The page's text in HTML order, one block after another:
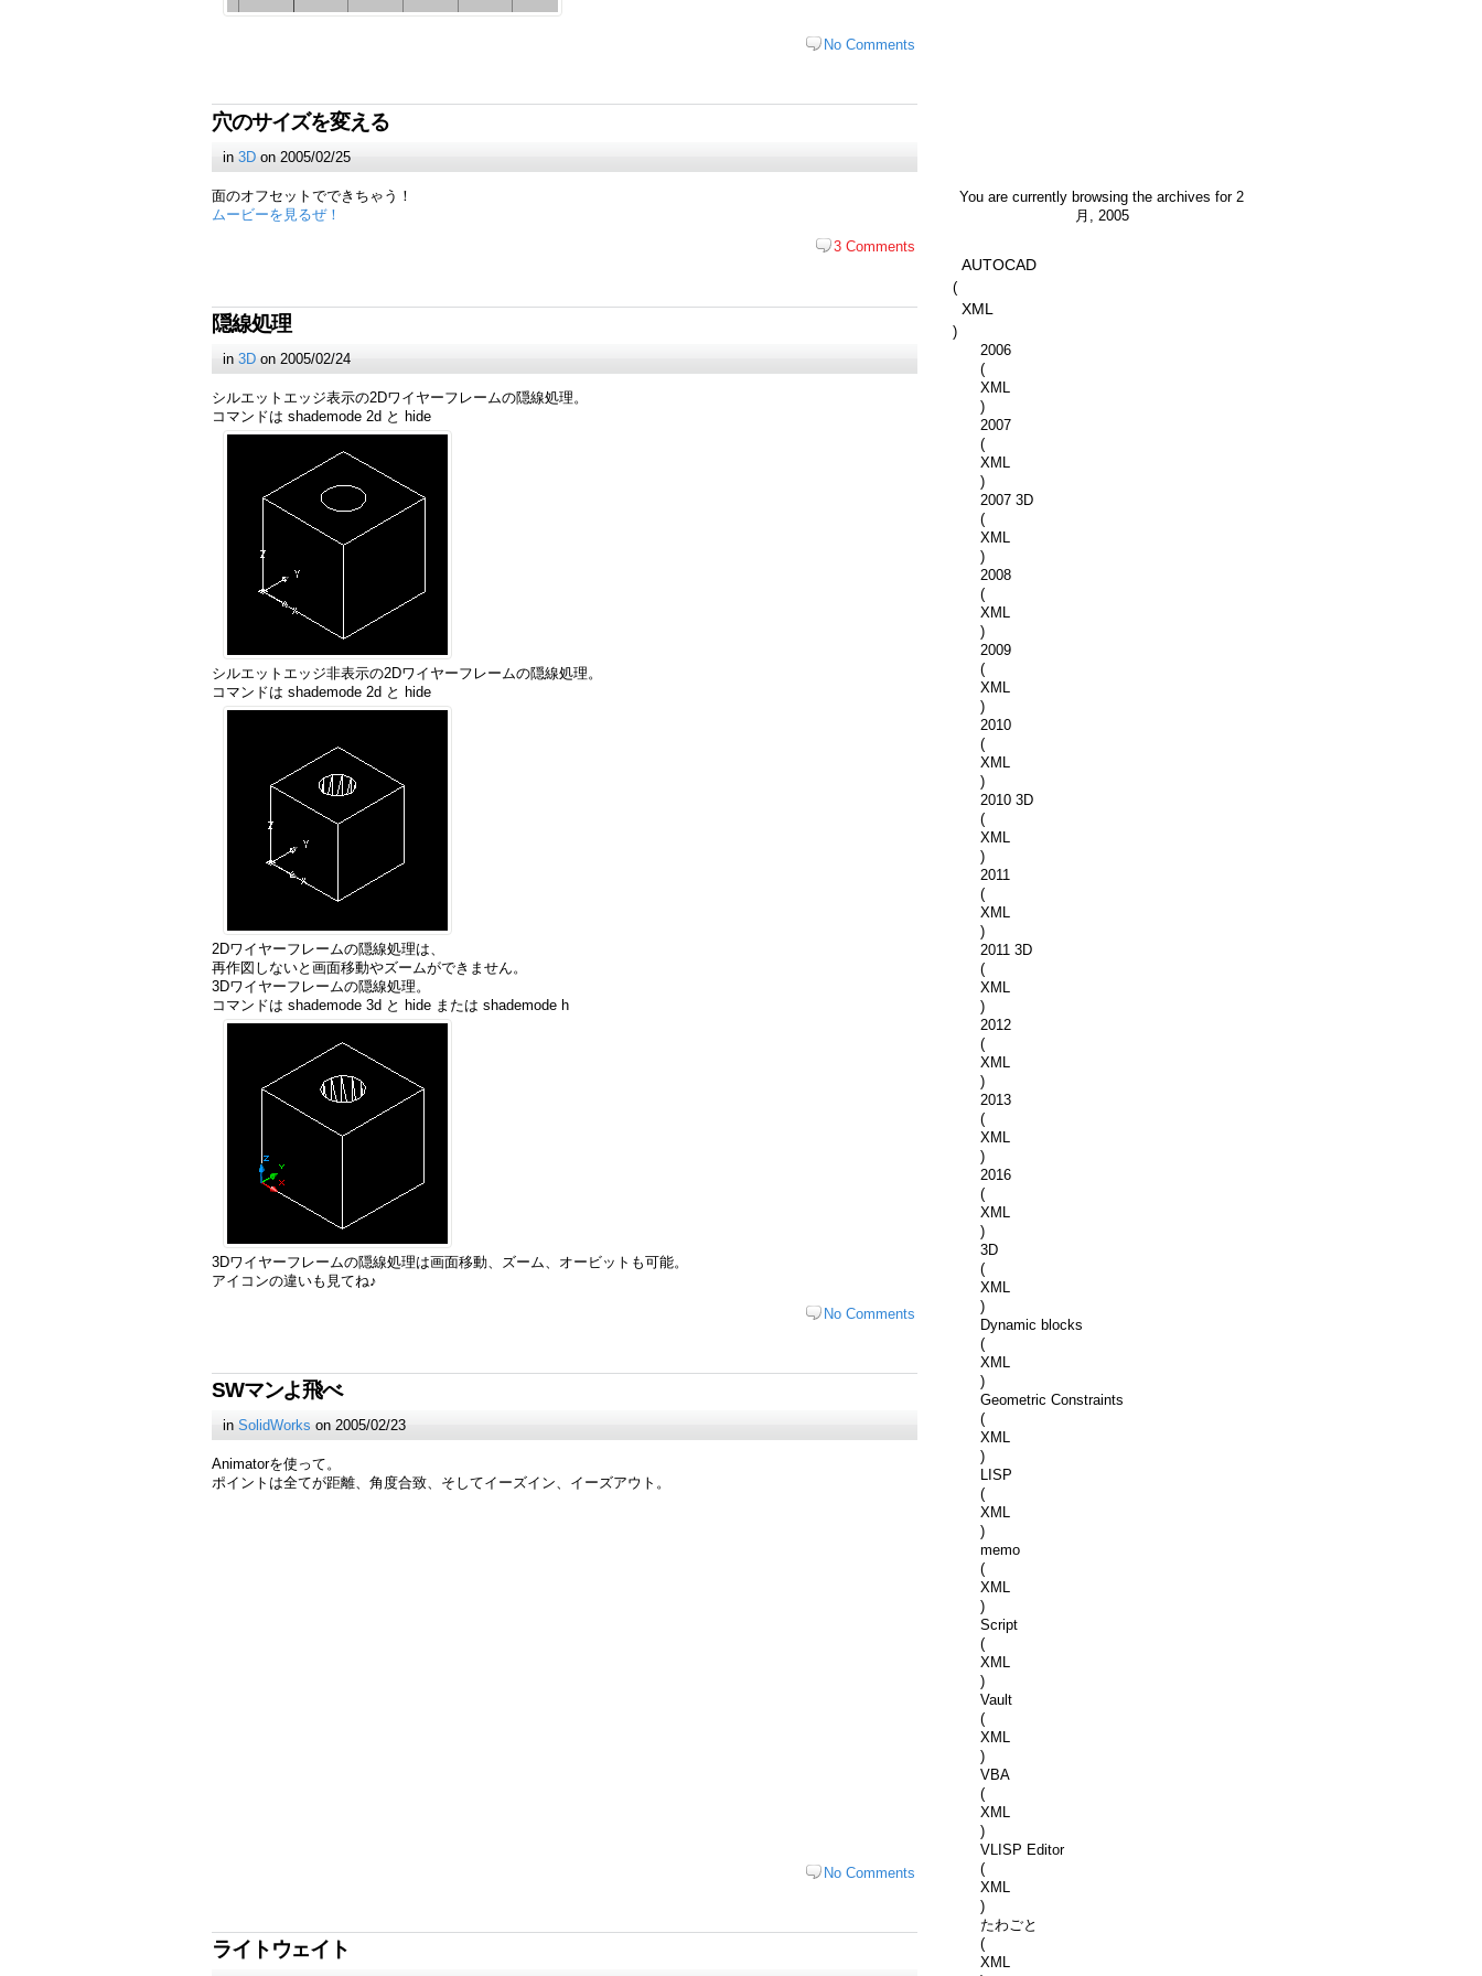
No Comments
穴のサイズを変える
in3D on 2005/02/25
面のオフセットでできちゃう！
ムービーを見るぜ！
3 Comments
隠線処理
in3D on 2005/02/24
シルエットエッジ表示の2Dワイヤーフレームの隠線処理。
コマンドは shademode 2d と hide
シルエットエッジ非表示の2Dワイヤーフレームの隠線処理。
コマンドは shademode 2d と hide
2Dワイヤーフレームの隠線処理は、
再作図しないと画面移動やズームができません。
3Dワイヤーフレームの隠線処理。
コマンドは shademode 3d と hide または shademode h
3Dワイヤーフレームの隠線処理は画面移動、ズーム、オービットも可能。
アイコンの違いも見てね♪
No Comments
SWマンよ飛べ
inSolidWorks on 2005/02/23
Animatorを使って。
ポイントは全てが距離、角度合致、そしてイーズイン、イーズアウト。
No Comments
ライトウェイト
You are currently browsing the archives for 2
月, 2005
AUTOCAD
(
XML
)
2006
(
XML
)
2007
(
XML
)
2007 3D
(
XML
)
2008
(
XML
)
2009
(
XML
)
2010
(
XML
)
2010 3D
(
XML
)
2011
(
XML
)
2011 3D
(
XML
)
2012
(
XML
)
2013
(
XML
)
2016
(
XML
)
3D
(
XML
)
Dynamic blocks
(
XML
)
Geometric Constraints
(
XML
)
LISP
(
XML
)
memo
(
XML
)
Script
(
XML
)
Vault
(
XML
)
VBA
(
XML
)
VLISP Editor
(
XML
)
たわごと
(
XML